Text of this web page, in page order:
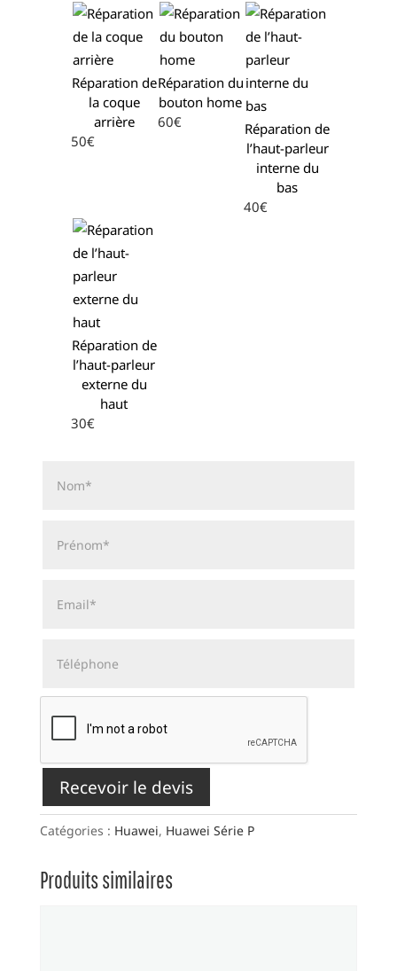
Réparation de
la coque
arrière
50€
Réparation du
bouton home
60€
Réparation de
l’haut-parleur
interne du
bas
40€
Réparation de
l’haut-parleur
externe du
haut
30€
Recevoir le devis
Catégories : Huawei, Huawei Série P
Produits similaires